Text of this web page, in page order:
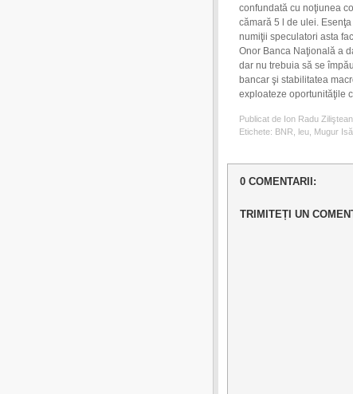
confundată cu noţiunea
cămară 5 l de ulei.
numiţii speculatori asta
Onor Banca Naţională a
dar nu trebuia să se
bancar şi stabilitatea
exploateze oportunităţile
Publicat de Ion Radu
Etichete: BNR leu Mugur
0 COMENTARII:
TRIMITEȚI UN